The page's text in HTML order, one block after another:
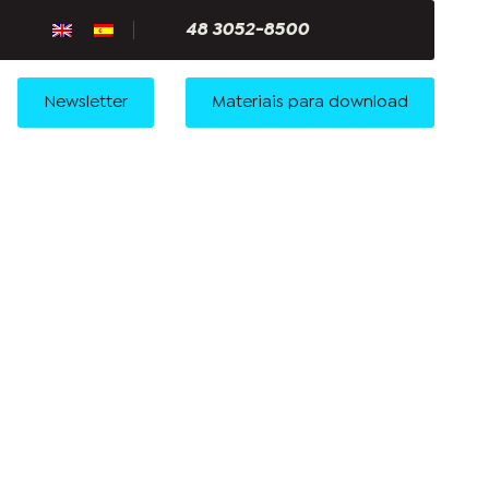
48 3052-8500
Newsletter Materiais para download